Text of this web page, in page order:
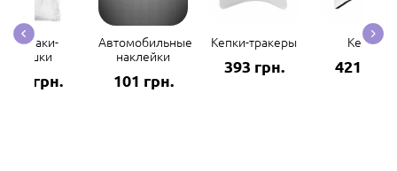
Рюкзаки-
мешки
298 грн.
Автомобильные
наклейки
101 грн.
Кепки-тракеры
393 грн.
Кепки
421 грн.